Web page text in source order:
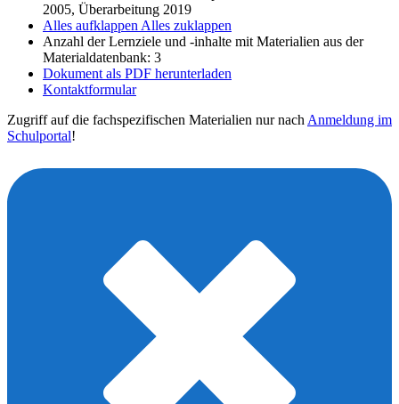
2005, Überarbeitung 2019
Alles aufklappen Alles zuklappen
Anzahl der Lernziele und -inhalte mit Materialien aus der
Materialdatenbank: 3
Dokument als PDF herunterladen
Kontaktformular
Zugriff auf die fachspezifischen Materialien nur nach Anmeldung im
Schulportal!